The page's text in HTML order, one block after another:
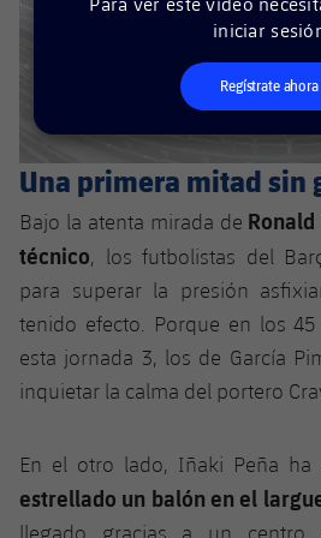
Servicios Médicos
Accesibilidad
Instalaciones
Palmarés
Clasificaciones
Jugadors
Fotos
Palmarés
Historia
Jugadores
Clasificaciones
plusicon
más
Cadete
Alevín
Campus Verano
PLUSICON
MÁS
Primer equipo
plusicon
más
Actualidad
Calendario
Entradas
Clasificaciones
Barça Atlètic
plusicon
más
Actualidad
Calendario
Jugadores
Base
plusicon
más
Actualidad
Junior
Campus Verano
PLUSICON
MÁS
Información general
plusicon
iniciar
Regístrate ahora
Una primera mitad sin
Bajo la atenta mirada de
técnico, los futbolistas del
para superar la presión
tenido efecto. Porque en los
esta jornada 3, los de García
inquietar la calma del portero
En el otro lado, Iñaki Peña ha
estrellado un balón en el
llegado gracias a un centro